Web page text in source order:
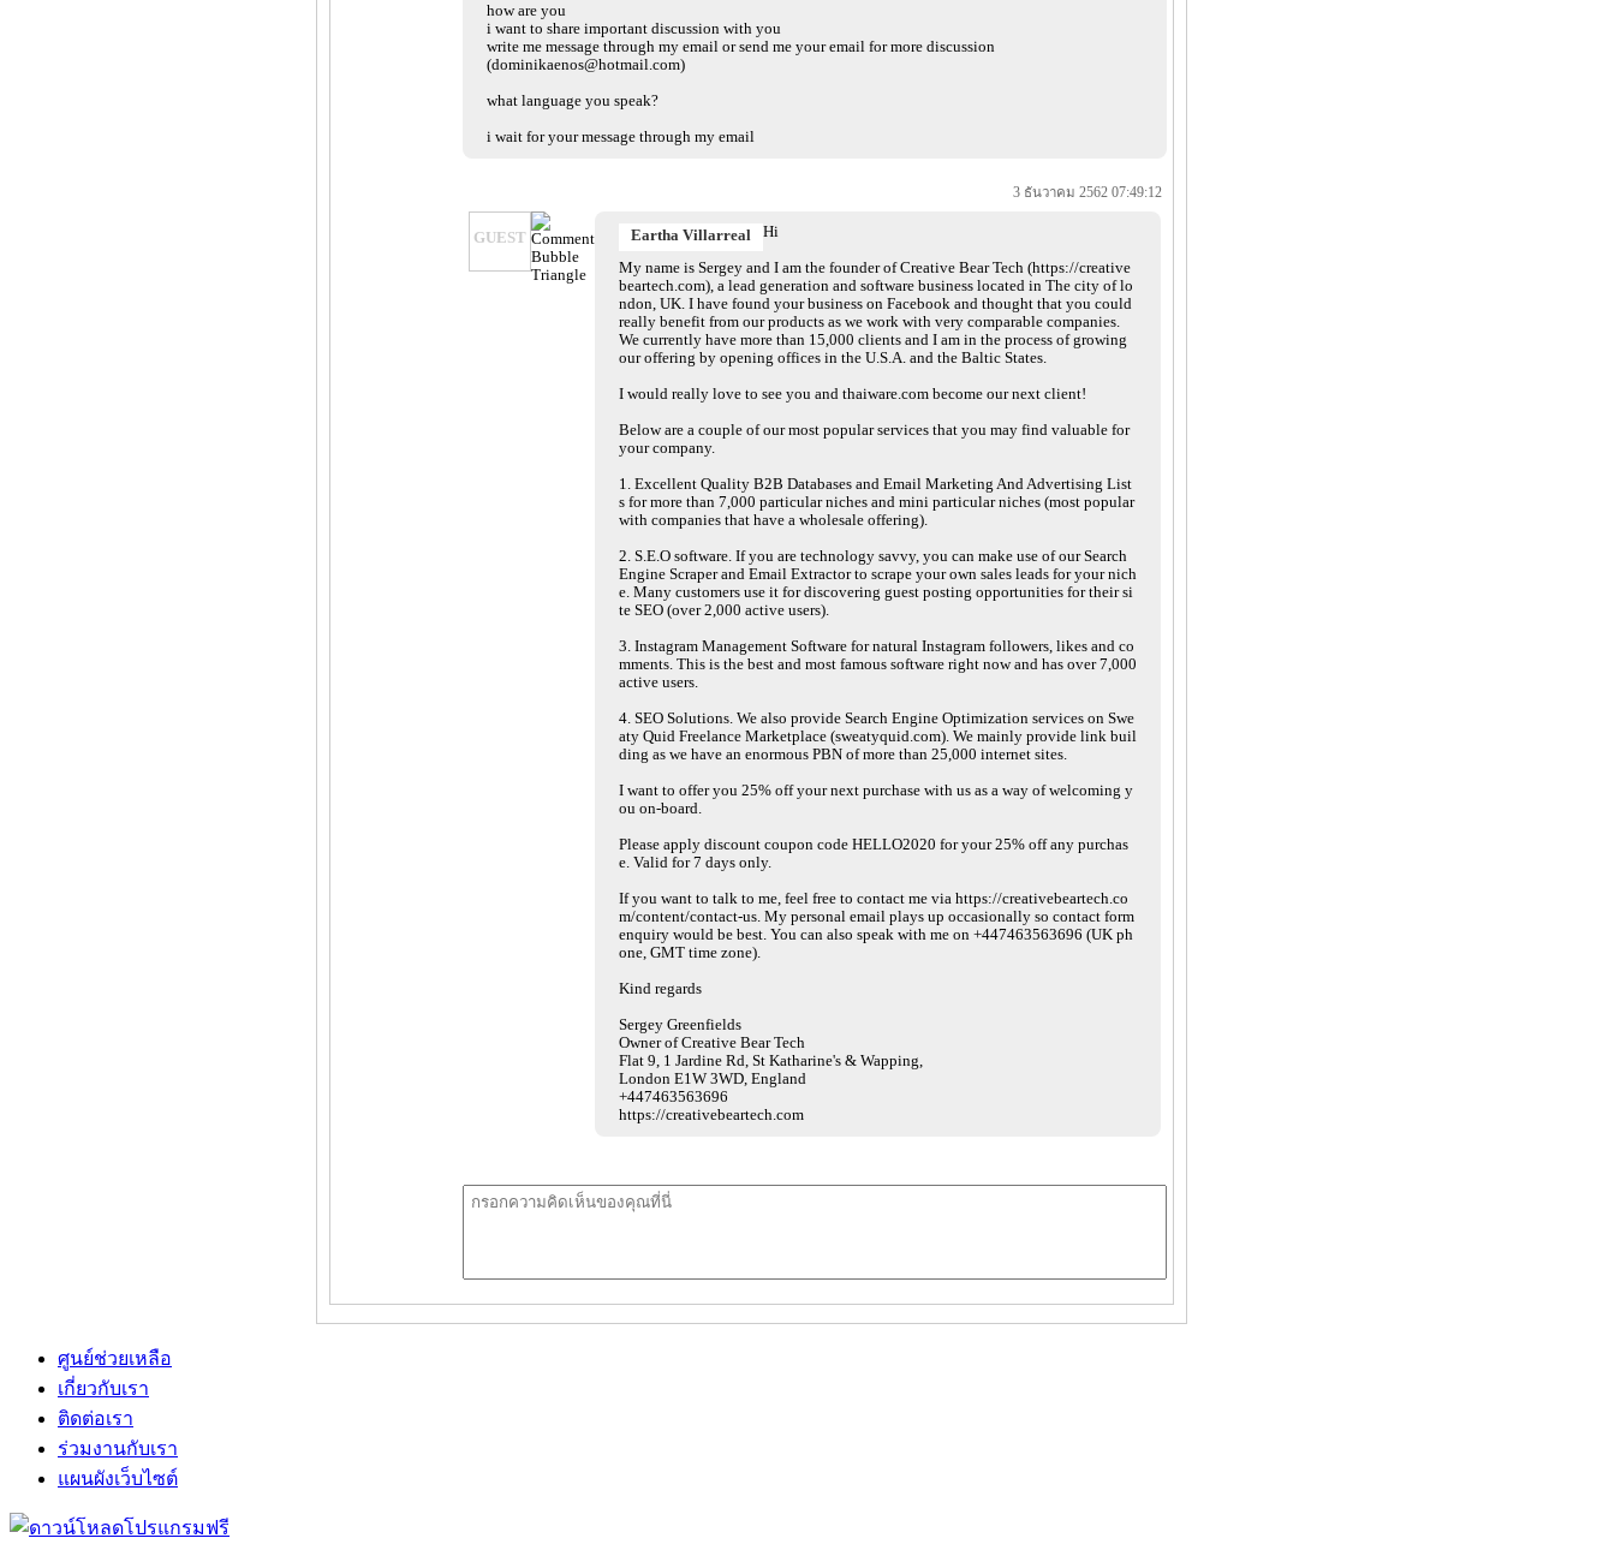
how are you
i want to share important discussion with you
write me message through my email or send me your email for more discussion
(dominikaenos@hotmail.com)
what language you speak?
i wait for your message through my email
3 ธันวาคม 2562 07:49:12
GUEST Eartha Villarreal Hi
My name is Sergey and I am the founder of Creative Bear Tech (https://creative
beartech.com), a lead generation and software business located in The city of lo
ndon, UK. I have found your business on Facebook and thought that you could
really benefit from our products as we work with very comparable companies.
We currently have more than 15,000 clients and I am in the process of growing
our offering by opening offices in the U.S.A. and the Baltic States.
I would really love to see you and thaiware.com become our next client!
Below are a couple of our most popular services that you may find valuable for
your company.
1. Excellent Quality B2B Databases and Email Marketing And Advertising List
s for more than 7,000 particular niches and mini particular niches (most popular
with companies that have a wholesale offering).
2. S.E.O software. If you are technology savvy, you can make use of our Search
Engine Scraper and Email Extractor to scrape your own sales leads for your nich
e. Many customers use it for discovering guest posting opportunities for their si
te SEO (over 2,000 active users).
3. Instagram Management Software for natural Instagram followers, likes and co
mments. This is the best and most famous software right now and has over 7,000
active users.
4. SEO Solutions. We also provide Search Engine Optimization services on Swe
aty Quid Freelance Marketplace (sweatyquid.com). We mainly provide link buil
ding as we have an enormous PBN of more than 25,000 internet sites.
I want to offer you 25% off your next purchase with us as a way of welcoming y
ou on-board.
Please apply discount coupon code HELLO2020 for your 25% off any purchas
e. Valid for 7 days only.
If you want to talk to me, feel free to contact me via https://creativebeartech.co
m/content/contact-us. My personal email plays up occasionally so contact form
enquiry would be best. You can also speak with me on +447463563696 (UK ph
one, GMT time zone).
Kind regards
Sergey Greenfields
Owner of Creative Bear Tech
Flat 9, 1 Jardine Rd, St Katharine's & Wapping,
London E1W 3WD, England
+447463563696
https://creativebeartech.com
ศูนย์ช่วยเหลือ
เกี่ยวกับเรา
ติดต่อเรา
ร่วมงานกับเรา
แผนผังเว็บไซต์